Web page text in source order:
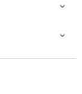

